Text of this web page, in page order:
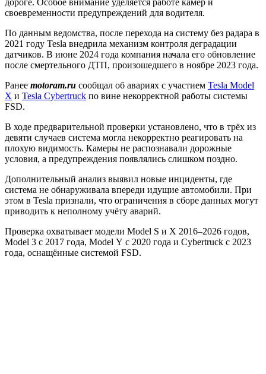
своевременности предупреждений для водителя.
По данным ведомства, после перехода на систему без радара в
2021 году Tesla внедрила механизм контроля деградации
датчиков. В июне 2024 года компания начала его обновление
после смертельного ДТП, произошедшего в ноябре 2023 года.
Ранее motoram.ru сообщал об авариях с участием Tesla Model
X и Tesla Cybertruck по вине некорректной работы системы
FSD.
В ходе предварительной проверки установлено, что в трёх из
девяти случаев система могла некорректно реагировать на
плохую видимость. Камеры не распознавали дорожные
условия, а предупреждения появлялись слишком поздно.
Дополнительный анализ выявил новые инциденты, где
система не обнаруживала впереди идущие автомобили. При
этом в Tesla признали, что ограничения в сборе данных могут
приводить к неполному учёту аварий.
Проверка охватывает модели Model S и X 2016–2026 годов,
Model 3 с 2017 года, Model Y с 2020 года и Cybertruck с 2023
года, оснащённые системой FSD.